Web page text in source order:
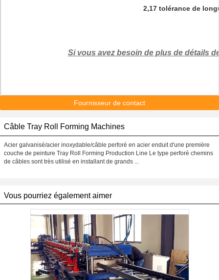
2,17 tolérance de
Si vous avez besoin de plus de détails
Fournisseur de contact
Câble Tray Roll Forming Machines
Acier galvanisé/acier inoxydable/câble perforé en acier enduit d'une première
couche de peinture Tray Roll Forming Production Line Le type perforé chemins
de câbles sont très utilisé en installant de grands ...
Vous pourriez également aimer